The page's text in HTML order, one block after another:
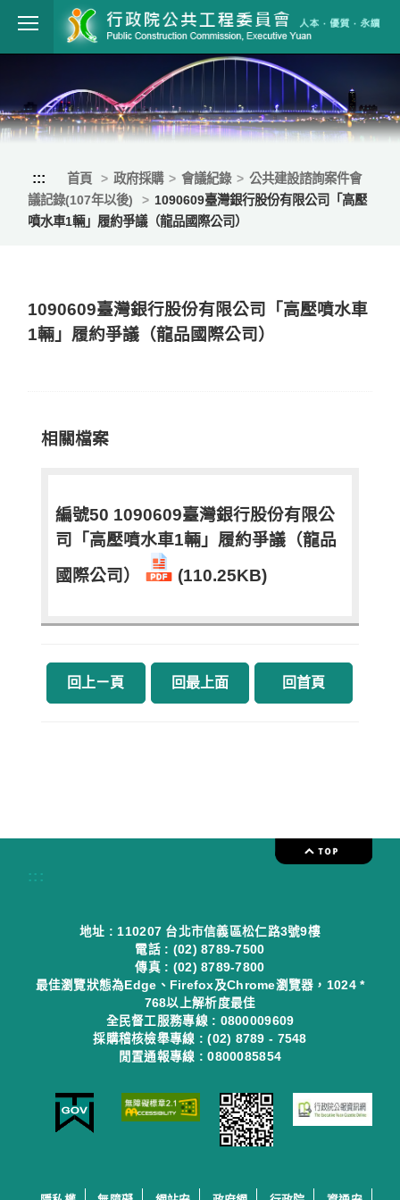
跳到主要內容
行政院公共工
::: 首頁 政府採購 會議紀錄
公共建設諮詢案件會
議記錄(107年以後)
1090609臺灣銀行股份有限公司「高壓
噴水車1輛」履約爭議（龍品國際公司）
1090609臺灣銀行股份有限公司「高壓噴水車
1輛」履約爭議（龍品國際公司）
相關檔案
編號50 1090609臺灣銀行股份有限公
司「高壓噴水車1輛」履約爭議（龍品
國際公司）
(110.25KB)
回上ㄧ頁 回最上面 回首頁
:::
地址 : 110207 台北市信義區松仁路3號9樓
電話 : (02) 8789-7500
傳真 : (02) 8789-7800
最佳瀏覽狀態為Edge、Firefox及Chrome瀏覽器，1024 *
768以上解析度最佳
全民督工服務專線 : 0800009609
採購稽核檢舉專線 : (02) 8789 - 7548
閒置通報專線 : 0800085854